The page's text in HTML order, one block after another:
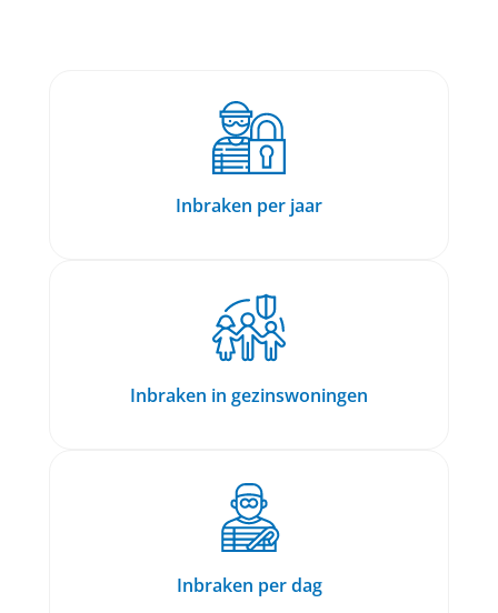
Inbraken per jaar
Inbraken in gezinswoningen
Inbraken per dag